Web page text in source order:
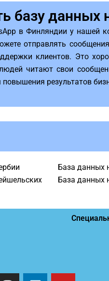
базу
в Финляндии у нашей
отправлять
клиентов. Это
читают свои
результатов
База данных
База данных